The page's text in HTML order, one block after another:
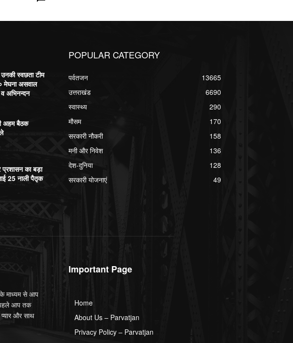
स्वछता टीम
मेघना असवाल
अभिनन्दन
अहम बैठक
का बड़ा
25 नाली पैतृक
POPULAR CATEGORY
पर्वतजन
13665
उत्तराखंड
6690
स्वास्थ्य
290
मौसम
170
सरकारी नौकरी
158
मनी और निवेश
136
देश-दुनिया
128
सरकारी योजनाएं
49
माध्यम से आप
पहले आप तक
और साथ
Important Page
Home
About Us – Parvatjan
Privacy Policy – Parvatjan